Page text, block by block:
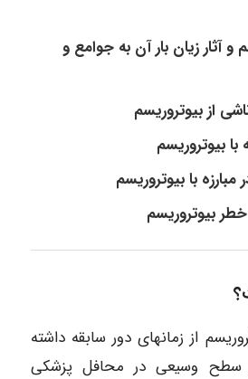
و آثار زیان بار آن به جوامع و
از بیوتروریسم
با بیوتروریسم
با بیوتروریسم
بیوتروریسم
از زمانهای دور سابقه داشته
سطح وسیعی در محافل پزشکی